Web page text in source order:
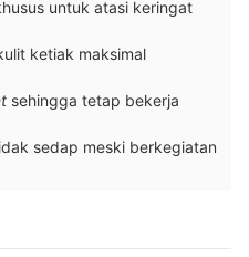
untuk atasi keringat
ketiak maksimal
sehingga tetap bekerja
sedap meski berkegiatan